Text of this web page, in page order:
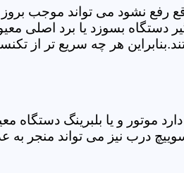
رفع نشود می تواند موجب
دستگاه بسوزد یا برد اصلی
هر چه سریع تر از
و یا بلبرینگ دستگاه
درب نیز می تواند منجر